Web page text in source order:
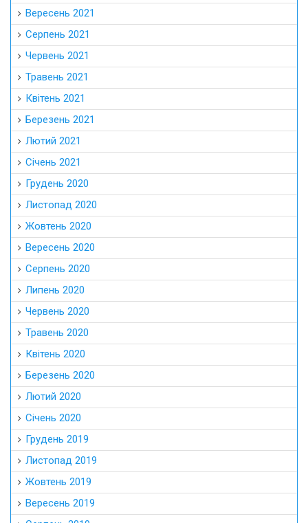
Вересень 2021
Серпень 2021
Червень 2021
Травень 2021
Квітень 2021
Березень 2021
Лютий 2021
Січень 2021
Грудень 2020
Листопад 2020
Жовтень 2020
Вересень 2020
Серпень 2020
Липень 2020
Червень 2020
Травень 2020
Квітень 2020
Березень 2020
Лютий 2020
Січень 2020
Грудень 2019
Листопад 2019
Жовтень 2019
Вересень 2019